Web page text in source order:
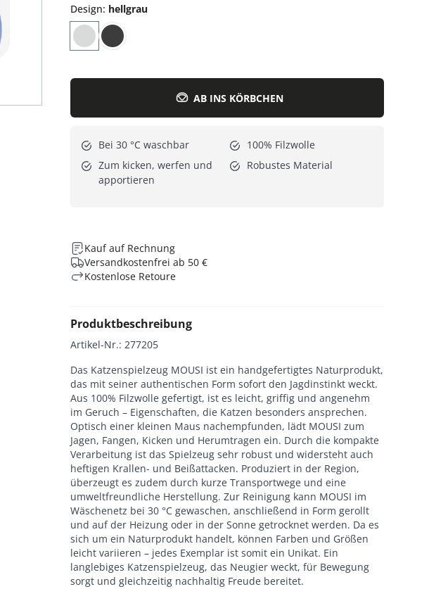
Design: hellgrau
AB INS KÖRBCHEN
Bei 30 °C waschbar
100% Filzwolle
Zum kicken, werfen und
apportieren
Robustes Material
Kauf auf Rechnung
Versandkostenfrei ab 50 €
Kostenlose Retoure
Produktbeschreibung
Artikel-Nr.: 277205
Das Katzenspielzeug MOUSI ist ein handgefertigtes Naturprodukt,
das mit seiner authentischen Form sofort den Jagdinstinkt weckt.
Aus 100% Filzwolle gefertigt, ist es leicht, griffig und angenehm
im Geruch – Eigenschaften, die Katzen besonders ansprechen.
Optisch einer kleinen Maus nachempfunden, lädt MOUSI zum
Jagen, Fangen, Kicken und Herumtragen ein. Durch die kompakte
Verarbeitung ist das Spielzeug sehr robust und widersteht auch
heftigen Krallen- und Beißattacken. Produziert in der Region,
überzeugt es zudem durch kurze Transportwege und eine
umweltfreundliche Herstellung. Zur Reinigung kann MOUSI im
Wäschenetz bei 30 °C gewaschen, anschließend in Form gerollt
und auf der Heizung oder in der Sonne getrocknet werden. Da es
sich um ein Naturprodukt handelt, können Farben und Größen
leicht variieren – jedes Exemplar ist somit ein Unikat. Ein
langlebiges Katzenspielzeug, das Neugier weckt, für Bewegung
sorgt und gleichzeitig nachhaltig Freude bereitet.